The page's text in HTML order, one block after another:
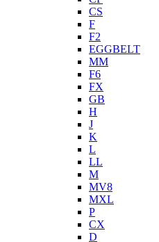
CS
F
F2
EGGBELT
MM
F6
FX
GB
H
J
K
L
LL
M
MV8
MXL
P
CX
D